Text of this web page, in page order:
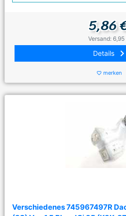
5,86
Versand: 6,95
Details keyboard_arrow_right
favorite_border merken
Verschiedenes 745967497R